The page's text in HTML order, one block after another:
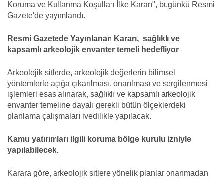
Koruma ve Kullanma Koşulları İlke Kararı", bugünkü Resmi
Gazete'de yayımlandı.
Resmi Gazetede Yayınlanan Kararı, sağlıklı ve
kapsamlı arkeolojik envanter temeli hedefliyor
Arkeolojik sitlerde, arkeolojik değerlerin bilimsel
yöntemlerle açığa çıkarılması, onarılması ve sergilenmesi
işlemleri esas alınarak, sağlıklı ve kapsamlı arkeolojik
envanter temeline dayalı gerekli bütün ölçeklerdeki
planlama çalışmaları ivedilikle yapılacak.
Kamu yatırımları ilgili koruma bölge kurulu izniyle
yapılabilecek.
Karara göre, arkeolojik sitlere yönelik planlar onanmadan